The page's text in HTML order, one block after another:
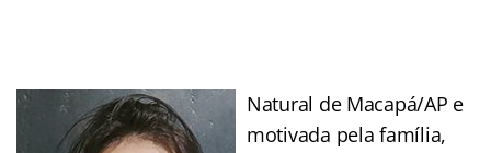
Natural de Macapá/AP e
motivada pela família,